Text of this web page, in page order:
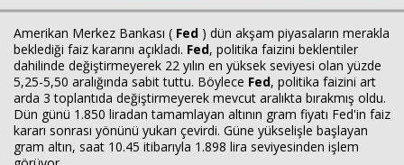
Amerikan Merkez Bankası ( Fed ) dün akşam piyasaların merakla
beklediği faiz kararını açıkladı. Fed, politika faizini beklentiler
dahilinde değiştirmeyerek 22 yılın en yüksek seviyesi olan yüzde
5,25-5,50 aralığında sabit tuttu. Böylece Fed, politika faizini art
arda 3 toplantıda değiştirmeyerek mevcut aralıkta bırakmış oldu.
Dün günü 1.850 liradan tamamlayan altının gram fiyatı Fed'in faiz
kararı sonrası yönünü yukarı çevirdi. Güne yükselişle başlayan
gram altın, saat 10.45 itibarıyla 1.898 lira seviyesinden işlem
Haberin Doğru Adresi.